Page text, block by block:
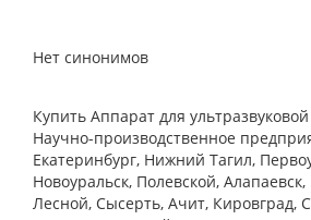
Нет синонимов
Купить Аппарат для
Научно-производственное
Екатеринбург, Нижний Тагил,
Новоуральск, Полевской,
Лесной, Сысерть, Ачит, Кировград,